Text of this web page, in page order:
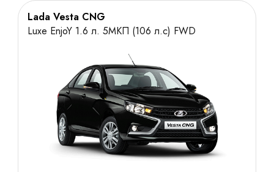
Lada Vesta CNG
Luxe EnjoY 1.6 л. 5МКП (106 л.с) FWD